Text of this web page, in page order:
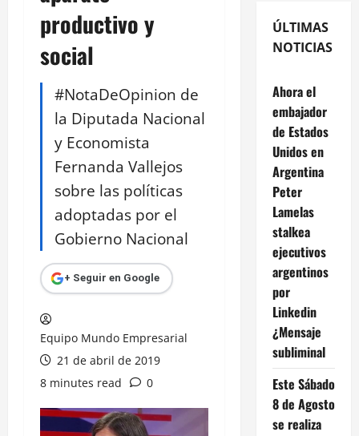
productivo y
social
#NotaDeOpinion de
la Diputada Nacional
y Economista
Fernanda Vallejos
sobre las políticas
adoptadas por el
Gobierno Nacional
+ Seguir en Google
Equipo Mundo Empresarial
21 de abril de 2019
8 minutes read
0
ÚLTIMAS
NOTICIAS
Ahora el
embajador
de Estados
Unidos en
Argentina
Peter
Lamelas
stalkea
ejecutivos
argentinos
por
Linkedin
¿Mensaje
subliminal
Este Sábado
8 de Agosto
se realiza